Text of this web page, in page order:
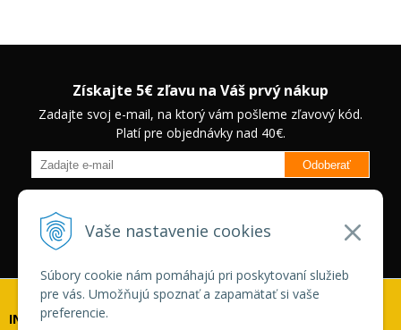
Vaše nastavenie cookies
Súbory cookie nám pomáhajú pri poskytovaní služieb
pre vás. Umožňujú spoznať a zapamätať si vaše
preferencie.
Získajte 5€ zľavu na Váš prvý nákup
Zadajte svoj e-mail, na ktorý vám pošleme zľavový kód.
Platí pre objednávky nad 40€.
Odoberať
zľavách na vybrané produkty.
Neplatí pre Veľkoobchodných
zákazníkov.
INFOLINKA